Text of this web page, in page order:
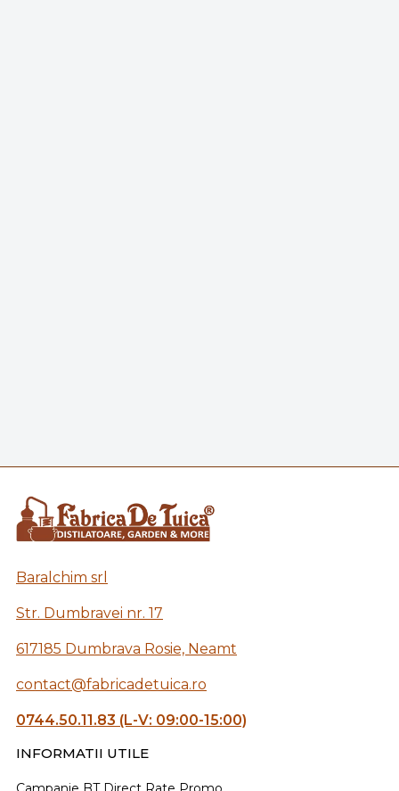
Baralchim srl
Str. Dumbravei nr. 17
617185 Dumbrava Rosie, Neamt
contact@fabricadetuica.ro
0744.50.11.83 (L-V: 09:00-15:00)
INFORMATII UTILE